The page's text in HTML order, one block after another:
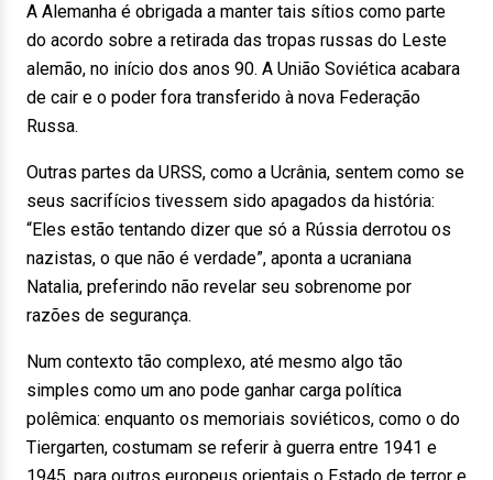
A Alemanha é obrigada a manter tais sítios como parte
do acordo sobre a retirada das tropas russas do Leste
alemão, no início dos anos 90. A União Soviética acabara
de cair e o poder fora transferido à nova Federação
Russa.
Outras partes da URSS, como a Ucrânia, sentem como se
seus sacrifícios tivessem sido apagados da história:
“Eles estão tentando dizer que só a Rússia derrotou os
nazistas, o que não é verdade”, aponta a ucraniana
Natalia, preferindo não revelar seu sobrenome por
razões de segurança.
Num contexto tão complexo, até mesmo algo tão
simples como um ano pode ganhar carga política
polêmica: enquanto os memoriais soviéticos, como o do
Tiergarten, costumam se referir à guerra entre 1941 e